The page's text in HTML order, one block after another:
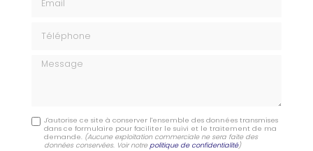
Message
J'autorise ce site à conserver l'ensemble des données transmises
dans ce formulaire pour faciliter le suivi et le traitement de ma
demande. (Aucune exploitation commerciale ne sera faite des
données conservées. Voir notrepolitique de confidentialité)